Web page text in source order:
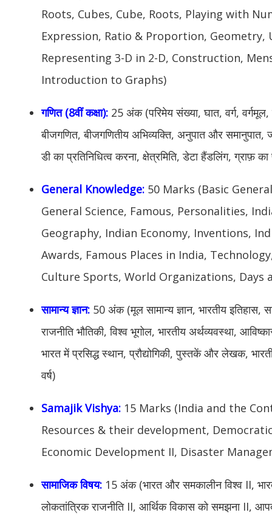
Roots, Cubes, Cube, Roots, Playing with
Expression, Ratio & Proportion, Geometry,
Representing 3-D in 2-D, Construction,
Introduction to Graphs)
गणित (8वीं कक्षा): 25 अंक (परिमेय संख्या, घात, वर्ग,
बीजगणित, बीजगणितीय अभिव्यक्ति, अनुपात और
डी का प्रतिनिधित्व करना, क्षेत्रमिति, डेटा हैंडलिंग, ग्राफ़
General Knowledge: 50 Marks (Basic
General Science, Famous, Personalities,
Geography, Indian Economy, Inventions,
Awards, Famous Places in India,
Culture Sports, World Organizations, Days
सामान्य ज्ञान: 50 अंक (मूल सामान्य ज्ञान, भारतीय इतिहास,
राजनीति भौतिकी, विश्व भूगोल, भारतीय अर्थव्यवस्था,
भारत में प्रसिद्ध स्थान, प्रौद्योगिकी, पुस्तकें और लेखक,
वर्ष)
Samajik Vishya: 15 Marks (India and the
Resources & their development,
Economic Development II, Disaster
सामाजिक विषय: 15 अंक (भारत और समकालीन विश्व II,
लोकतांत्रिक राजनीति II, आर्थिक विकास को समझना II,